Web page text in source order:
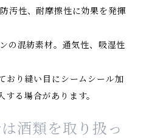
汚性、耐摩擦性に効果を発揮
の混紡素材。通気性、吸湿性
り縫い目にシームシール加
る場合があります。
酒類を取り扱っ